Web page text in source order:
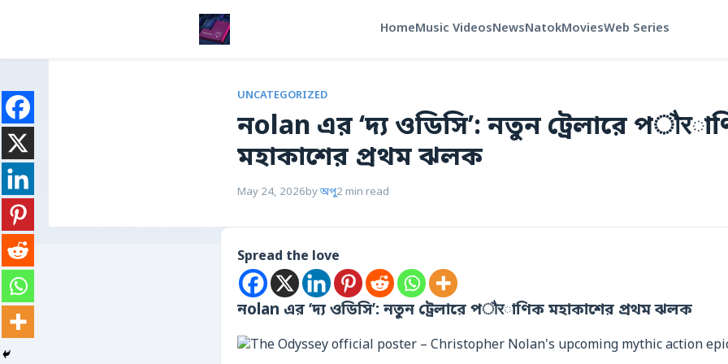
HomeMusic VideosNewsNatokMoviesWeb Series
UNCATEGORIZED
নolan এর ‘দ্য ওডিসি’: নতুন ট্রেলারে
মহাকাশের প্রথম ঝলক
May 24, 2026byঅপু2 min read
Spread the love
নolan এর ‘দ্য ওডিসি’: নতুন ট্রেলারে পौरাণিক মহাকাশের প্রথম ঝলক